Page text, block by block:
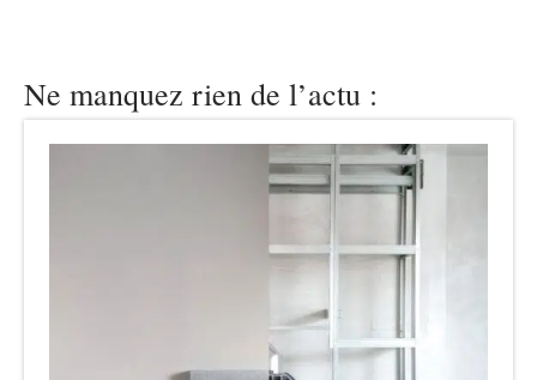
Ne manquez rien de l’actu :